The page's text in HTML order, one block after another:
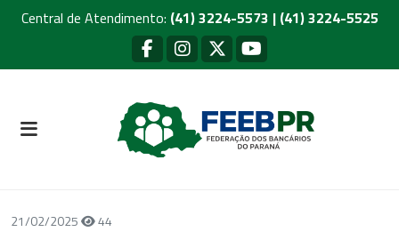
Central de Atendimento: (41) 3224-5573 | (41) 3224-5525
21/02/2025 44